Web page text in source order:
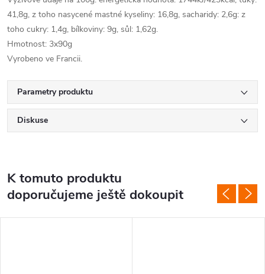
41,8g, z toho nasycené mastné kyseliny: 16,8g, sacharidy: 2,6g: z
toho cukry: 1,4g, bílkoviny: 9g, sůl: 1,62g.
Hmotnost: 3x90g
Vyrobeno ve Francii.
Parametry produktu
Diskuse
K tomuto produktu
doporučujeme ještě dokoupit